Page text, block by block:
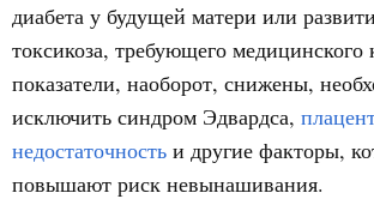
диабета у будущей матери или
токсикоза, требующего медицинского
показатели, наоборот, снижены,
исключить синдром Эдвардса,
недостаточность и другие факторы,
повышают риск невынашивания.